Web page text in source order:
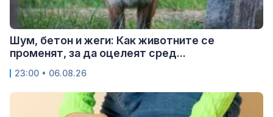
Шум, бетон и жеги: Как животните се
променят, за да оцелеят сред...
23:00 • 06.08.26